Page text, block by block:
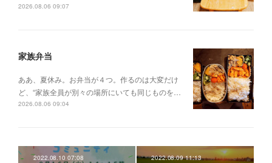
2026.08.06 09:07
家族弁当
ああ、夏休み。お弁当が４つ。作るのは大変だけ
ど、“家族全員が別々の場所にいても同じものを…
2026.08.06 09:04
2022.08.10 07:08 2022.08.09 11:13